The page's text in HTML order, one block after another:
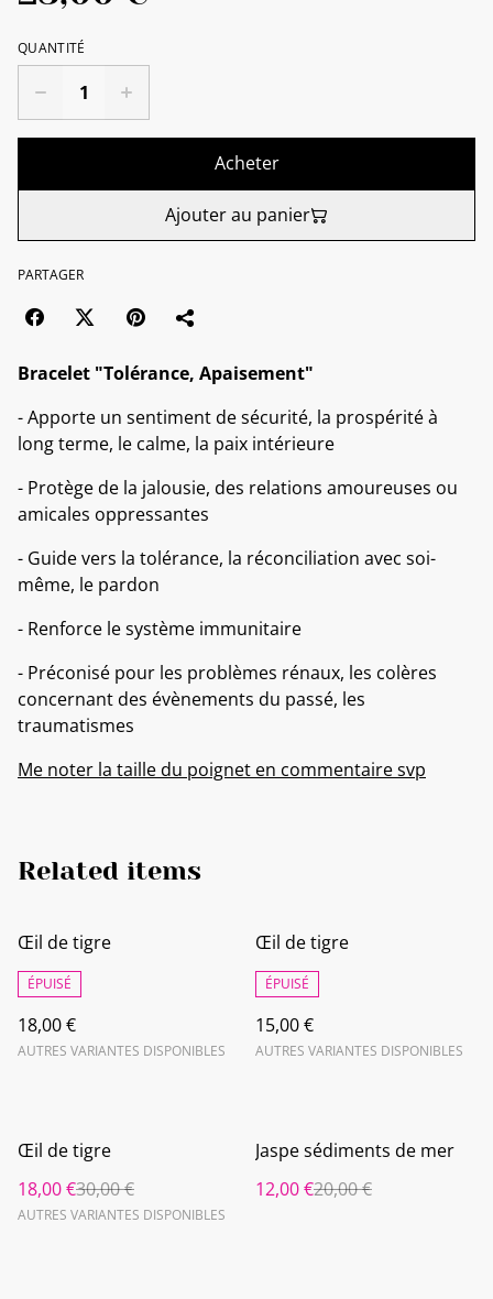
QUANTITÉ
Acheter
Ajouter au panier
PARTAGER
Bracelet "Tolérance, Apaisement"
- Apporte un sentiment de sécurité, la prospérité à
long terme, le calme, la paix intérieure
- Protège de la jalousie, des relations amoureuses ou
amicales oppressantes
- Guide vers la tolérance, la réconciliation avec soi-
même, le pardon
- Renforce le système immunitaire
- Préconisé pour les problèmes rénaux, les colères
concernant des évènements du passé, les
traumatismes
Me noter la taille du poignet en commentaire svp
Related items
Œil de tigre
ÉPUISÉ
18,00 €
AUTRES VARIANTES DISPONIBLES
Œil de tigre
ÉPUISÉ
15,00 €
AUTRES VARIANTES DISPONIBLES
%
Œil de tigre
18,00 €30,00 €
AUTRES VARIANTES DISPONIBLES
%
Jaspe sédiments de mer
12,00 €20,00 €